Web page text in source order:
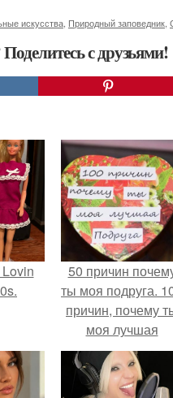
искусства Природный заповедник
с друзьями!
50 причин
ты моя подруга.
причин, почему
моя лучшая
подруга.